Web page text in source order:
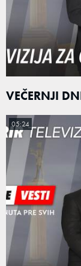
VEČERNJI
05:24